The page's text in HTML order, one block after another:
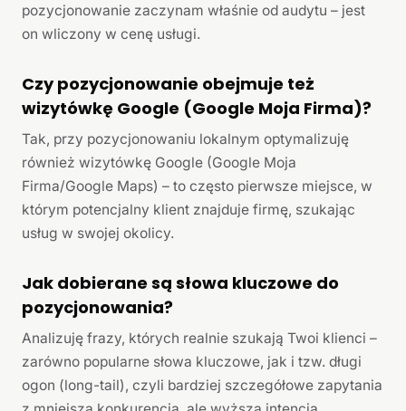
pozycjonowanie zaczynam właśnie od audytu – jest
on wliczony w cenę usługi.
Czy pozycjonowanie obejmuje też
wizytówkę Google (Google Moja Firma)?
Tak, przy pozycjonowaniu lokalnym optymalizuję
również wizytówkę Google (Google Moja
Firma/Google Maps) – to często pierwsze miejsce, w
którym potencjalny klient znajduje firmę, szukając
usług w swojej okolicy.
Jak dobierane są słowa kluczowe do
pozycjonowania?
Analizuję frazy, których realnie szukają Twoi klienci –
zarówno popularne słowa kluczowe, jak i tzw. długi
ogon (long-tail), czyli bardziej szczegółowe zapytania